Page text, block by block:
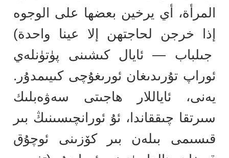
المرأة، أي يرخين بعضها على الوجوه
إذا خرجن لحاجتهن إلا عينا واحدة)
جىلباب — ئايال كىشىنى پۈتۈنلەي
ئوراپ تۇرىدىغان ئورىغۇچى كىيىمدۇر.
يەنى، ئاياللار ھاجىتى سەۋەبلىك
سىرتقا چىققاندا، ئۇ ئورانچىسىنىڭ بىر
قىسىمى بىلەن بىر كۆزىنى ئوچۇق